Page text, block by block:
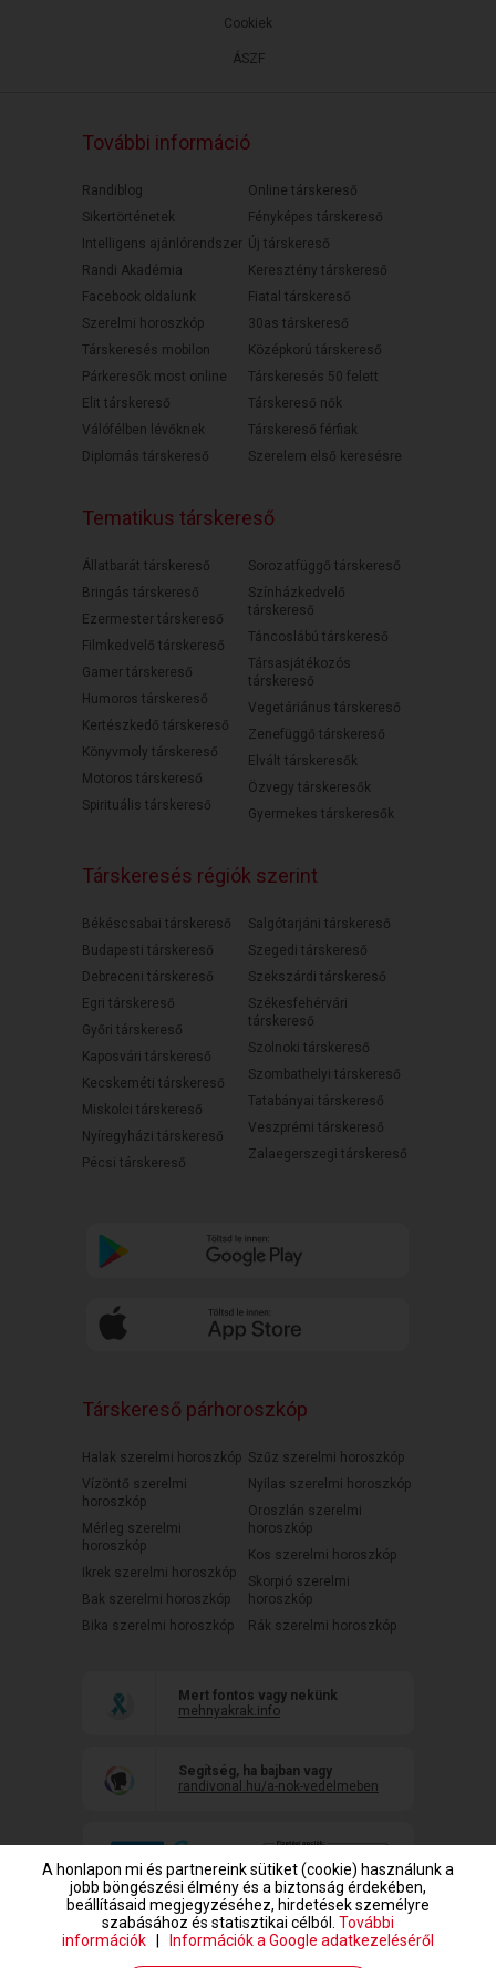
ÁSZF
Cookiek
További információ
Randiblog
Sikertörténetek
Intelligens ajánlórendszer
Randi Akadémia
Facebook oldalunk
Szerelmi horoszkóp
Társkeresés mobilon
Párkeresők most online
Elit társkereső
Válófélben lévőknek
Diplomás társkereső
Online társkereső
Fényképes társkereső
Új társkereső
Keresztény társkereső
Fiatal társkereső
30as társkereső
Középkorú társkereső
Társkeresés 50 felett
Társkereső nők
Társkereső férfiak
Szerelem első keresésre
Tematikus társkereső
Állatbarát társkereső
Bringás társkereső
Ezermester társkereső
Filmkedvelő társkereső
Gamer társkereső
Humoros társkereső
Kertészkedő társkereső
Könyvmoly társkereső
Motoros társkereső
Spirituális társkereső
Sorozatfüggő társkereső
Színházkedvelő
társkereső
Táncoslábú társkereső
Társasjátékozós
társkereső
Vegetáriánus társkereső
Zenefüggő társkereső
Elvált társkeresők
Özvegy társkeresők
Gyermekes társkeresők
Társkeresés régiók szerint
Békéscsabai társkereső
Budapesti társkereső
Debreceni társkereső
Egri társkereső
Győri társkereső
Kaposvári társkereső
Kecskeméti társkereső
Miskolci társkereső
Nyíregyházi társkereső
Pécsi társkereső
Salgótarjáni társkereső
Szegedi társkereső
Szekszárdi társkereső
Székesfehérvári
társkereső
Szolnoki társkereső
Szombathelyi társkereső
Tatabányai társkereső
Veszprémi társkereső
Zalaegerszegi társkereső
Társkereső párhoroszkóp
Halak szerelmi horoszkóp
Vízöntő szerelmi
horoszkóp
Mérleg szerelmi
horoszkóp
Ikrek szerelmi horoszkóp
Bak szerelmi horoszkóp
Bika szerelmi horoszkóp
Szűz szerelmi horoszkóp
Nyilas szerelmi horoszkóp
Oroszlán szerelmi
horoszkóp
Kos szerelmi horoszkóp
Skorpió szerelmi
horoszkóp
Rák szerelmi horoszkóp
Mert fontos vagy nekünk
mehnyakrak.info
Segítség, ha bajban vagy
randivonal.hu/a-nok-vedelmeben
A honlapon mi és partnereink sütiket (cookie) használunk a
jobb böngészési élmény és a biztonság érdekében,
beállításaid megjegyzéséhez, hirdetések személyre
szabásához és statisztikai célból. További
információk
Információk a Google adatkezeléséről